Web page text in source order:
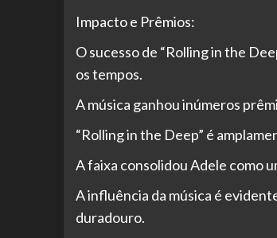
Impacto e Prêmios:
O sucesso de “Rolling in the
os tempos.
A música ganhou inúmeros
“Rolling in the Deep” é
A faixa consolidou Adele como
A influência da música é
duradouro.